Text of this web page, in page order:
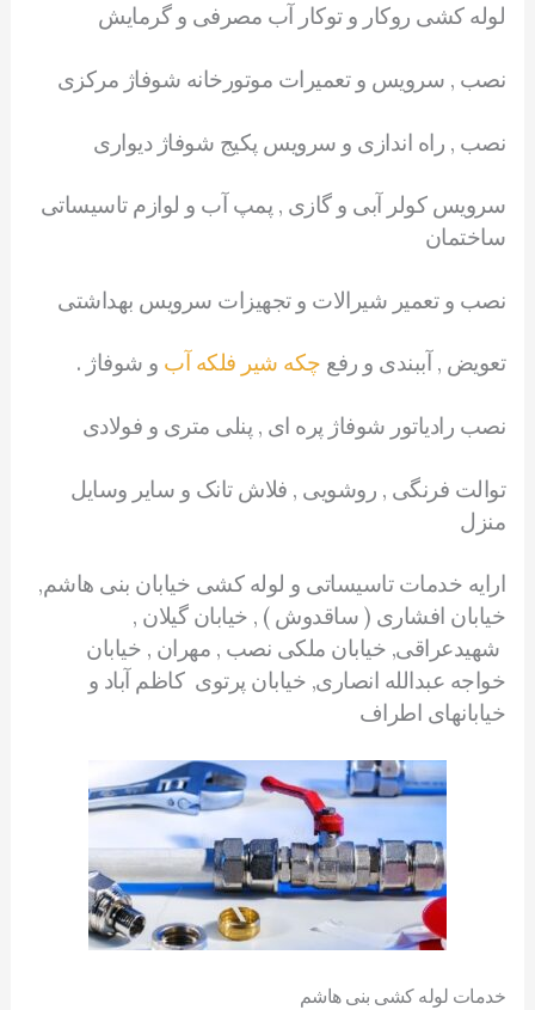
لوله کشی روکار و توکار آب مصرفی و گرمایش
نصب , سرویس و تعمیرات موتورخانه شوفاژ مرکزی
نصب , راه اندازی و سرویس پکیج شوفاژ دیواری
سرویس کولر آبی و گازی , پمپ آب و لوازم تاسیساتی
ساختمان
نصب و تعمیر شیرالات و تجهیزات سرویس بهداشتی
تعویض , آببندی و رفع چکه شیر فلکه آب و شوفاژ .
نصب رادیاتور شوفاژ پره ای , پنلی متری و فولادی
توالت فرنگی , روشویی , فلاش تانک و سایر وسایل
منزل
ارایه خدمات تاسیساتی و لوله کشی خیابان بنی هاشم,
خیابان افشاری ( ساقدوش ) , خیابان گیلان ,
شهیدعراقی, خیابان ملکی نصب , مهران , خیابان
خواجه عبدالله انصاری, خیابان پرتوی کاظم آباد و
خیابانهای اطراف
خدمات لوله کشی بنی هاشم